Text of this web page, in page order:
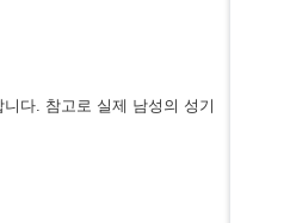
다. 참고로 실제 남성의 성기